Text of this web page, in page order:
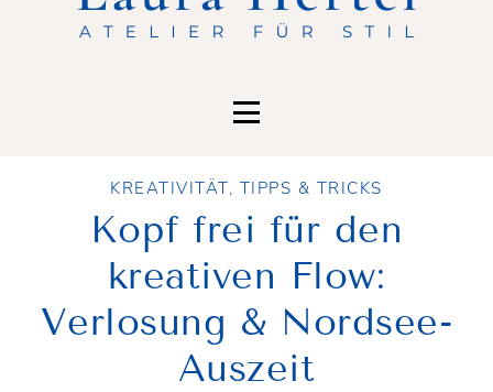
KREATIVITÄT, TIPPS & TRICKS
Kopf frei für den
kreativen Flow:
Verlosung & Nordsee-
Auszeit